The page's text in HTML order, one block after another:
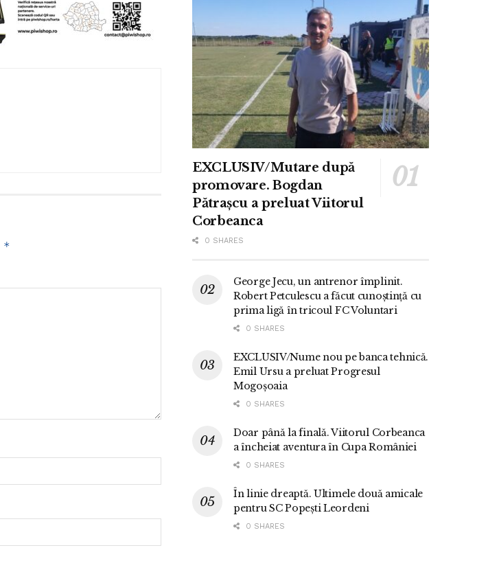
*
EXCLUSIV/Mutare după
promovare. Bogdan
Pătrașcu a preluat Viitorul
Corbeanca
0 SHARES
George Jecu, un antrenor împlinit.
Robert Petculescu a făcut cunoștință cu
prima ligă în tricoul FC Voluntari
0 SHARES
EXCLUSIV/Nume nou pe banca tehnică.
Emil Ursu a preluat Progresul
Mogoșoaia
0 SHARES
Doar până la finală. Viitorul Corbeanca
a încheiat aventura în Cupa României
0 SHARES
În linie dreaptă. Ultimele două amicale
pentru SC Popești Leordeni
0 SHARES